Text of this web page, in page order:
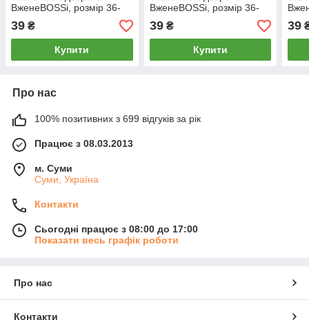
ВженеBOSSі, розмір 36-
40, темно-сірі, 012533
39 ₴
Купити
ВженеBOSSі, розмір 36-
40, темно-сині, 012534
39₴
Купити
40,
39
Про нас
100% позитивних з 699 відгуків за рік
Працює з 08.03.2013
м. Суми
Суми, Україна
Контакти
Сьогодні працює з 08:00 до 17:00
Показати весь графік роботи
Про нас
Контакти